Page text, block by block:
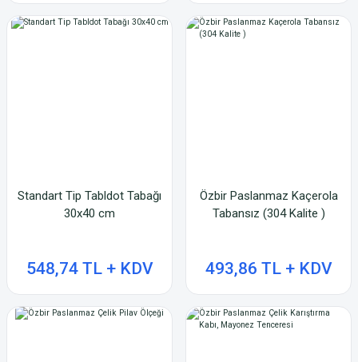
Standart Tip Tabldot Tabağı
30x40 cm
548,74 TL + KDV
Özbir Paslanmaz Kaçerola
Tabansız (304 Kalite )
493,86 TL + KDV